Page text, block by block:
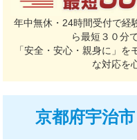
年中無休・24時間受付で経
ら最短３０分
「安全・安心・親身に」
な対応を
京都府宇治